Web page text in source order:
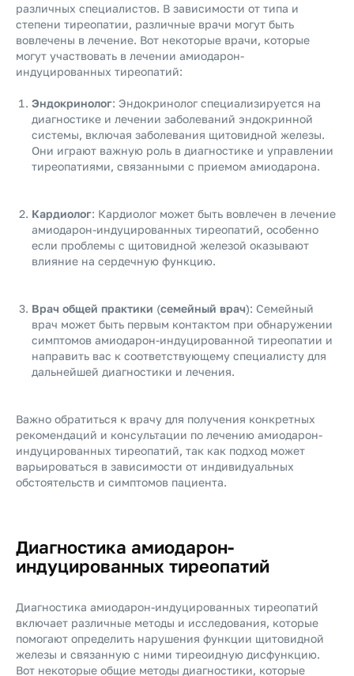
различных специалистов. В зависимости от типа и
степени тиреопатии, различные врачи могут быть
вовлечены в лечение. Вот некоторые врачи, которые
могут участвовать в лечении амиодарон-
индуцированных тиреопатий:
Эндокринолог: Эндокринолог специализируется на
диагностике и лечении заболеваний эндокринной
системы, включая заболевания щитовидной железы.
Они играют важную роль в диагностике и управлении
тиреопатиями, связанными с приемом амиодарона.
Кардиолог: Кардиолог может быть вовлечен в лечение
амиодарон-индуцированных тиреопатий, особенно
если проблемы с щитовидной железой оказывают
влияние на сердечную функцию.
Врач общей практики (семейный врач): Семейный
врач может быть первым контактом при обнаружении
симптомов амиодарон-индуцированной тиреопатии и
направить вас к соответствующему специалисту для
дальнейшей диагностики и лечения.
Важно обратиться к врачу для получения конкретных
рекомендаций и консультации по лечению амиодарон-
индуцированных тиреопатий, так как подход может
варьироваться в зависимости от индивидуальных
обстоятельств и симптомов пациента.
Диагностика амиодарон-
индуцированных тиреопатий
Диагностика амиодарон-индуцированных тиреопатий
включает различные методы и исследования, которые
помогают определить нарушения функции щитовидной
железы и связанную с ними тиреоидную дисфункцию.
Вот некоторые общие методы диагностики, которые